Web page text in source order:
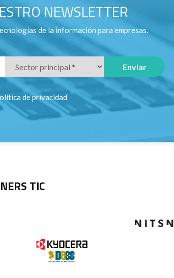
NEWSLETTER
de la información para empresas.
de privacidad
TIC